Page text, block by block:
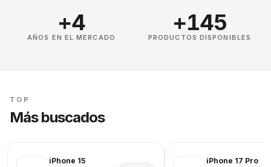
+4
AÑOS EN EL MERCADO
+145
PRODUCTOS DISPONIBLES
TOP
Más buscados
iPhone 15 iPhone 17 Pro